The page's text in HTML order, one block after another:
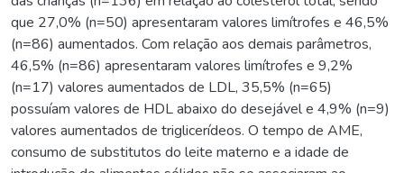
que 27,0% (n=50) apresentaram valores limítrofes e 46,5%
(n=86) aumentados. Com relação aos demais parâmetros,
46,5% (n=86) apresentaram valores limítrofes e 9,2%
(n=17) valores aumentados de LDL, 35,5% (n=65)
possuíam valores de HDL abaixo do desejável e 4,9% (n=9)
valores aumentados de triglicerídeos. O tempo de AME,
consumo de substitutos do leite materno e a idade de